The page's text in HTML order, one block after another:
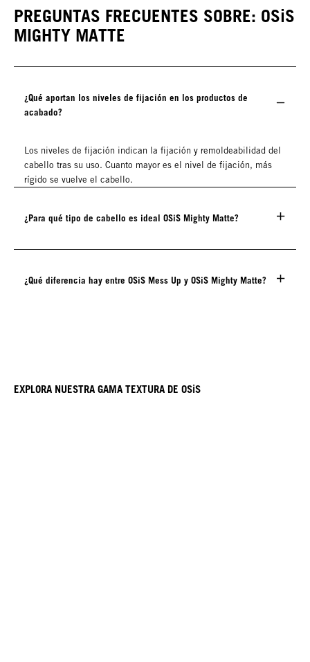
PREGUNTAS FRECUENTES SOBRE: OSiS
MIGHTY MATTE
¿Qué aportan los niveles de fijación en los productos de
acabado?
Los niveles de fijación indican la fijación y remoldeabilidad del
cabello tras su uso. Cuanto mayor es el nivel de fijación, más
rígido se vuelve el cabello.
¿Para qué tipo de cabello es ideal OSiS Mighty Matte?
¿Qué diferencia hay entre OSiS Mess Up y OSiS Mighty Matte?
EXPLORA NUESTRA GAMA TEXTURA DE OSiS